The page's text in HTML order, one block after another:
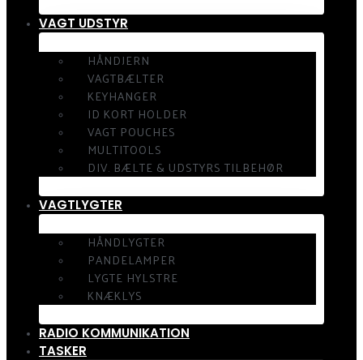
VAGT UDSTYR
HÅNDJERN
VAGTBÆLTER
KEYHANGER
ID KORT HOLDER
VAGT POUCHES
MULTITOOLS
DIV. BÆLTE & UDSTYRS TILBEHØR
VAGTLYGTER
HÅNDLYGTER
PANDELAMPER
LYGTE HYLSTRE
KNÆKLYS
RADIO KOMMUNIKATION
TASKER